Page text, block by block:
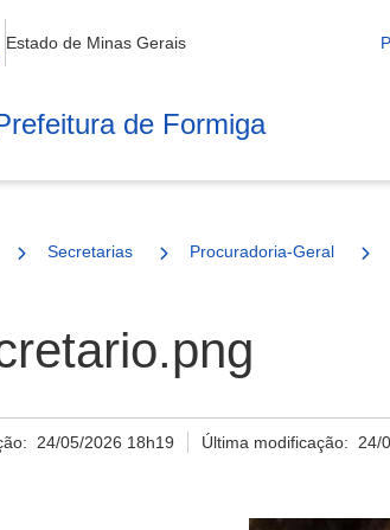
Estado de Minas Gerais
de Formiga
Inicial
Secretarias Procuradoria-Geral
24/05/2026 18h19 Última modificação: 24/